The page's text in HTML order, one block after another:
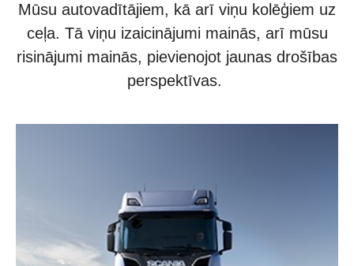
Mūsu autovadītājiem, kā arī viņu kolēģiem uz
ceļa. Tā viņu izaicinājumi mainās, arī mūsu
risinājumi mainās, pievienojot jaunas drošības
perspektīvas.